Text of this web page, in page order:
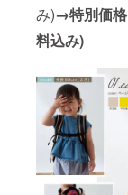
み)→特別価格
料込み)